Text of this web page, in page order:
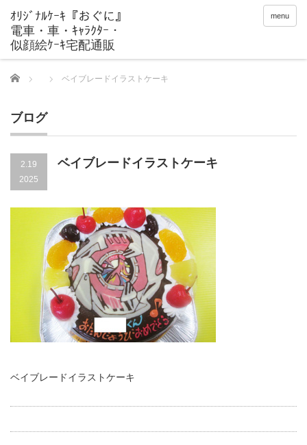
menu
Home ベイブレードイラストケーキ
ブログ
2.19
2025
ベイブレードイラストケーキ
ベイブレードイラストケーキ